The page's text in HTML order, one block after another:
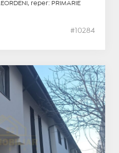
reper: PRIMARIE
#10284